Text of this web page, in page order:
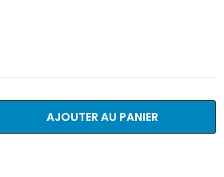
AJOUTER AU PANIER